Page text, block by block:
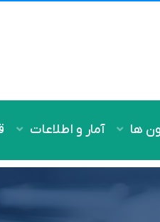
ها آمار و اطلاعات